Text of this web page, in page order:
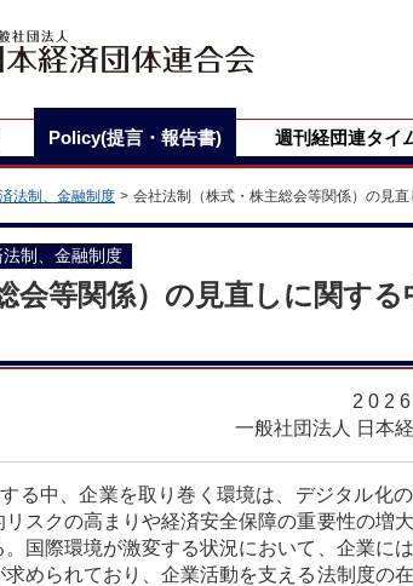
Policy(提言・報告書) 週刊経団連タイ
法制、金融制度 会社法制（株式・株主総会等関係）の見
制、金融制度
会等関係）の見直しに関する
一般社団法人 日本
る中、企業を取り巻く環境は、デジタル化
スクの高まりや経済安全保障の重要性の増
国際環境が激変する状況において、企業に
められており、企業活動を支える法制度の